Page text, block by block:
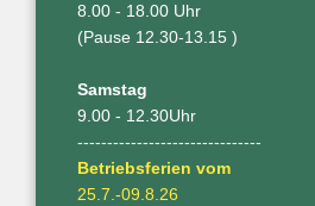
8.00 - 18.00 Uhr
(Pause 12.30-13.15 )
Samstag
9.00 - 12.30Uhr
-------------------------------
Betriebsferien vom
25.7.-09.8.26